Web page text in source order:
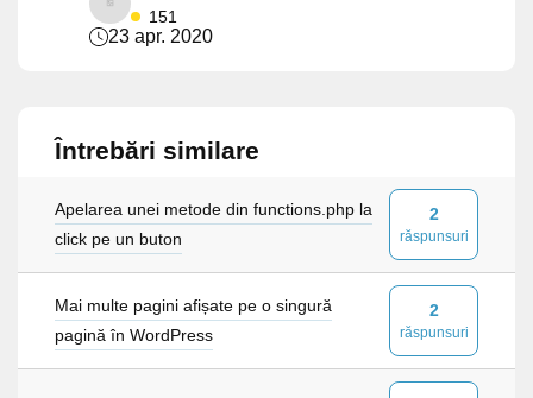
151
23 apr. 2020
Întrebări similare
Apelarea unei metode din functions.php la
click pe un buton
2
răspunsuri
Mai multe pagini afișate pe o singură
pagină în WordPress
2
răspunsuri